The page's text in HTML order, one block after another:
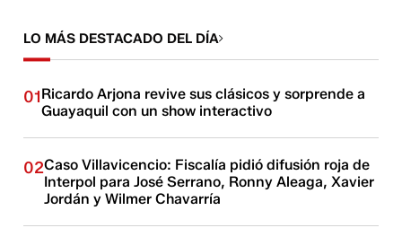
LO MÁS DESTACADO DEL DÍA
01Ricardo Arjona revive sus clásicos y sorprende a
Guayaquil con un show interactivo
02Caso Villavicencio: Fiscalía pidió difusión roja de
Interpol para José Serrano, Ronny Aleaga, Xavier
Jordán y Wilmer Chavarría